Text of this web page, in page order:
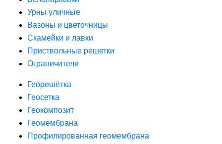
Урны уличные
Вазоны и цветочницы
Скамейки и лавки
Приствольные решетки
Ограничители
Георешётка
Геосетка
Геокомпозит
Геомембрана
Профилированная геомембрана